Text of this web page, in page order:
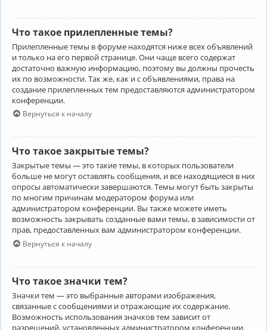
Что такое прилепленные темы?
Прилепленные темы в форуме находятся ниже всех объявлений
и только на его первой странице. Они чаще всего содержат
достаточно важную информацию, поэтому вы должны прочесть
их по возможности. Так же, как и с объявлениями, права на
создание прилепленных тем предоставляются администратором
конференции.
Вернуться к началу
Что такое закрытые темы?
Закрытые темы — это такие темы, в которых пользователи
больше не могут оставлять сообщения, и все находящиеся в них
опросы автоматически завершаются. Темы могут быть закрыты
по многим причинам модератором форума или
администратором конференции. Вы также можете иметь
возможность закрывать созданные вами темы, в зависимости от
прав, предоставленных вам администратором конференции.
Вернуться к началу
Что такое значки тем?
Значки тем — это выбранные авторами изображения,
связанные с сообщениями и отражающие их содержание.
Возможность использования значков тем зависит от
разрешений, установленных администратором конференции.